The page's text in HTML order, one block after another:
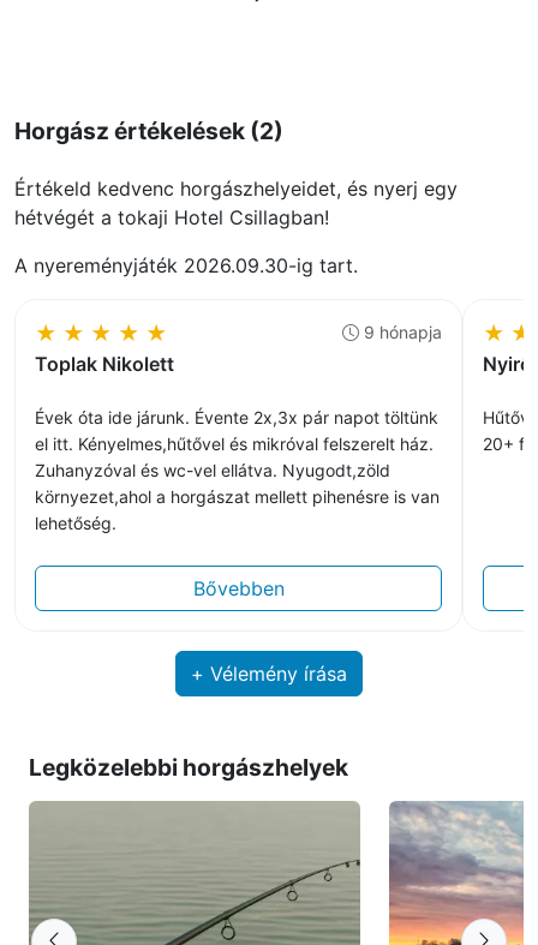
Horgász értékelések (2)
Értékeld kedvenc horgászhelyeidet, és nyerj egy
hétvégét a tokaji Hotel Csillagban!
A nyereményjáték 2026.09.30-ig tart.
★ ★ ★ ★ ★
Toplak Nikolett
9 hónapja
Évek óta ide járunk. Évente 2x,3x pár napot töltünk
el itt. Kényelmes,hűtővel és mikróval felszerelt ház.
Zuhanyzóval és wc-vel ellátva. Nyugodt,zöld
környezet,ahol a horgászat mellett pihenésre is van
lehetőség.
Bővebben
★ ★
Nyirő
20+
+ Vélemény írása
Legközelebbi horgászhelyek